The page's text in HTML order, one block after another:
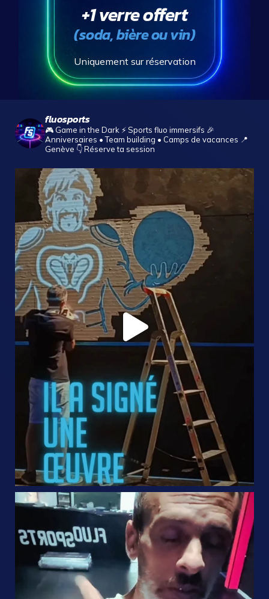
+1 verre offert
(soda, bière ou vin)
Uniquement sur réservation
fluosports
🎮 Game in the Dark ⚡ Sports fluo immersifs 🎉
Anniversaires • Team building • Camps de vacances 📍
Genève 👇 Réserve ta session